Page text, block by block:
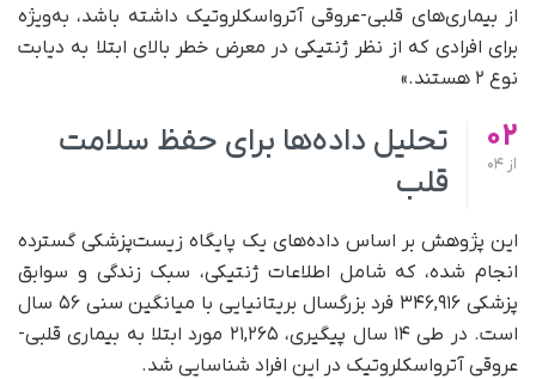
از بیماری‌های قلبی-عروقی آترواسکلروتیک داشته باشد، به‌ویژه
برای افرادی که از نظر ژنتیکی در معرض خطر بالای ابتلا به دیابت
نوع ۲ هستند.»
02
از
تحلیل داده‌ها برای حفظ سلامت
قلب
این پژوهش بر اساس داده‌های یک پایگاه زیست‌پزشکی گسترده
انجام شده، که شامل اطلاعات ژنتیکی، سبک زندگی و سوابق
پزشکی ۳۴۶,۹۱۶ فرد بزرگسال بریتانیایی با میانگین سنی ۵۶ سال
است. در طی ۱۴ سال پیگیری، ۲۱,۲۶۵ مورد ابتلا به بیماری قلبی-
عروقی آترواسکلروتیک در این افراد شناسایی شد.